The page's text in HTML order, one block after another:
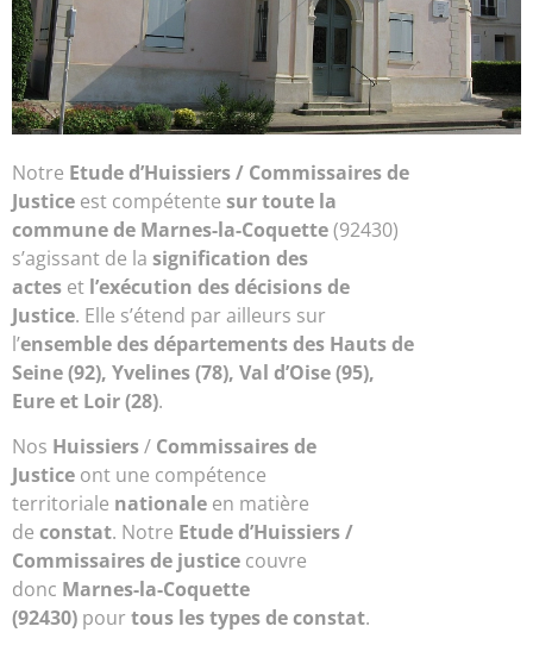
Notre Etude d’Huissiers / Commissaires de
Justice est compétente sur toute la
commune de Marnes-la-Coquette(92430)
s’agissant de la signification des
actes et l’exécution des décisions de
Justice. Elle s’étend par ailleurs sur
l’ensemble des départements des Hauts de
Seine (92), Yvelines (78), Val d’Oise (95),
Eure et Loir (28).
Nos Huissiers/ Commissaires de
Justice ont une compétence
territoriale nationale en matière
de constat. Notre Etude d’Huissiers /
Commissaires de justice couvre
donc Marnes-la-Coquette
(92430) pour tous les types de constat.